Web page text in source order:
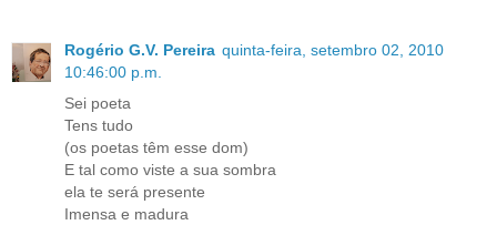
Rogério G.V. Pereira quinta-feira, setembro 02, 2010
10:46:00 p.m.
Sei poeta
Tens tudo
(os poetas têm esse dom)
E tal como viste a sua sombra
ela te será presente
Imensa e madura